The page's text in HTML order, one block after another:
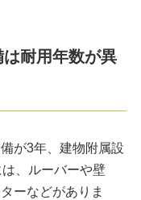
耐用年数が異
が3年、建物附属設
、ルーバーや壁
ーなどがありま